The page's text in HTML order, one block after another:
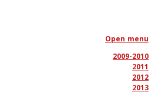
Open menu
2009-2010
2011
2012
2013